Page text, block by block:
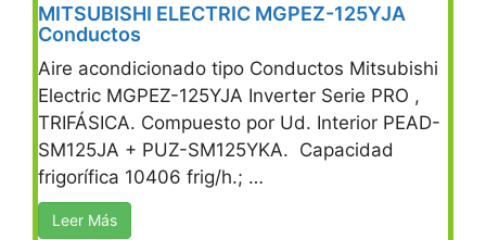
MITSUBISHI ELECTRIC MGPEZ-125YJA
Conductos
Aire acondicionado tipo Conductos Mitsubishi
Electric MGPEZ-125YJA Inverter Serie PRO ,
TRIFÁSICA. Compuesto por Ud. Interior PEAD-
SM125JA + PUZ-SM125YKA. Capacidad
frigorífica 10406 frig/h.; …
Leer Más